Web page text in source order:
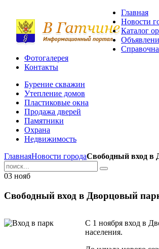
Главная
Новости
Каталог
Фотогалерея
Контакты
Бурение скважин
Утепление домов
Пластиковые окна
Продажа дверей
Памятники
Охрана
Недвижимость
ГлавнаяНовости городаСвободный вход в
03 нояб
Свободный вход в Дворцовый
С 1 ноября вход в
населения.